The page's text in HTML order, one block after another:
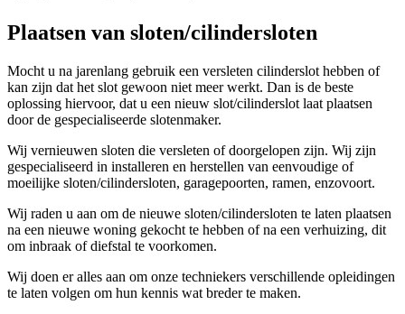
Plaatsen van sloten/cilindersloten
Mocht u na jarenlang gebruik een versleten cilinderslot hebben of
kan zijn dat het slot gewoon niet meer werkt. Dan is de beste
oplossing hiervoor, dat u een nieuw slot/cilinderslot laat plaatsen
door de gespecialiseerde slotenmaker.
Wij vernieuwen sloten die versleten of doorgelopen zijn. Wij zijn
gespecialiseerd in installeren en herstellen van eenvoudige of
moeilijke sloten/cilindersloten, garagepoorten, ramen, enzovoort.
Wij raden u aan om de nieuwe sloten/cilindersloten te laten plaatsen
na een nieuwe woning gekocht te hebben of na een verhuizing, dit
om inbraak of diefstal te voorkomen.
Wij doen er alles aan om onze techniekers verschillende opleidingen
te laten volgen om hun kennis wat breder te maken.